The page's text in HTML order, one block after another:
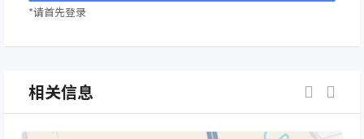
*请首先登录
相关信息